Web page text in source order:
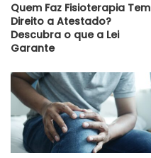
Quem Faz Fisioterapia Tem
Direito a Atestado?
Descubra o que a Lei
Garante